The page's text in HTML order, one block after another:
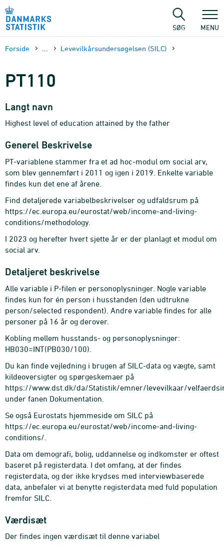
sidens
SØG MENU
Forside Levevilkårsundersøgelsen (SILC)
PT110
Langt navn
Highest level of education attained by the father
Generel Beskrivelse
PT-variablene stammer fra et ad hoc-modul om social arv,
som blev gennemført i 2011 og igen i 2019. Enkelte variable
findes kun det ene af årene.
Find detaljerede variabelbeskrivelser og udfaldsrum på
https://ec.europa.eu/eurostat/web/income-and-living-
conditions/methodology.
I 2023 og herefter hvert sjette år er der planlagt et modul om
social arv.
Detaljeret beskrivelse
Alle variable i P-filen er personoplysninger. Nogle variable
findes kun for én person i husstanden (den udtrukne
person/selected respondent). Andre variable findes for alle
personer på 16 år og derover.
Kobling mellem husstands- og personoplysninger:
HB030=INT(PB030/100).
Du kan finde vejledning i brugen af SILC-data og vægte, samt
kildeoversigter og spørgeskemaer på
https://www.dst.dk/da/Statistik/emner/levevilkaar/
under fanen Dokumentation.
Se også Eurostats hjemmeside om SILC på
https://ec.europa.eu/eurostat/web/income-and-living-
conditions/.
Data om demografi, bolig, uddannelse og indkomster er oftest
baseret på registerdata. I det omfang, at der findes
registerdata, og der ikke krydses med interviewbaserede
data, anbefaler vi at benytte registerdata med fuld population
fremfor SILC.
Værdisæt
Der findes ingen værdisæt til denne variabel